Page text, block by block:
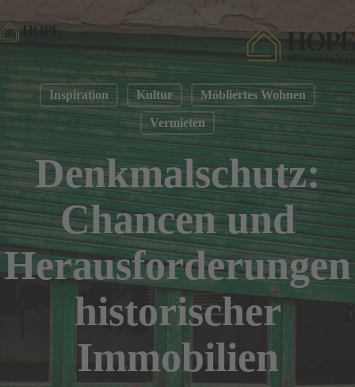
to
content
Inspiration Kultur Möbliertes Wohnen
Vermieten
Denkmalschutz:
Chancen und
Herausforderungen
historischer
Immobilien